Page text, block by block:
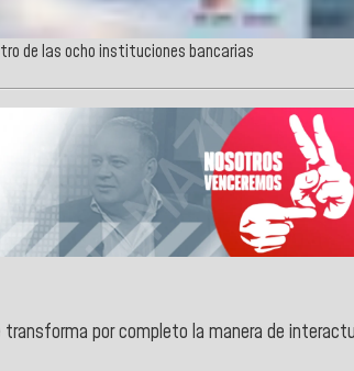
de las ocho instituciones bancarias
por completo la manera de